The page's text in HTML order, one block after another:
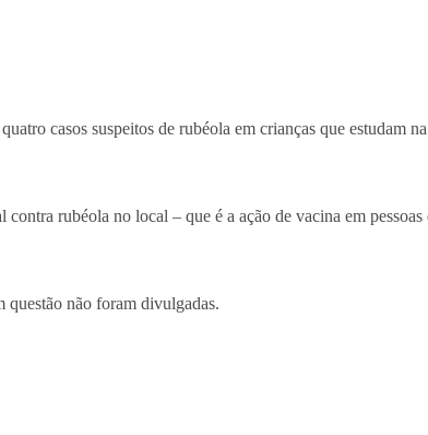
casos suspeitos de rubéola em crianças que estudam
rubéola no local – que é a ação de vacina em
questão não foram divulgadas.